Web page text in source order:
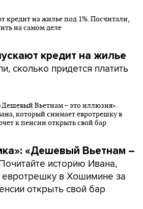
кредит на жилье
сколько придется платить
«Дешевый Вьетнам –
историю Ивана,
в Хошимине за
открыть свой бар